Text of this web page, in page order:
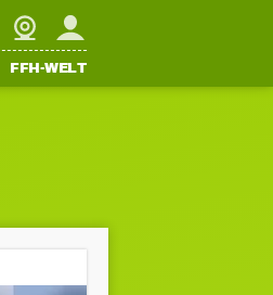
WebcamMein FFH
FFH-WELT